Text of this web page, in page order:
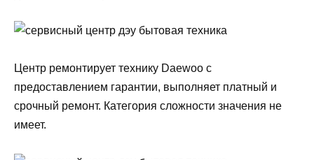
Центр ремонтирует технику Daewoo с
предоставлением гарантии, выполняет платный и
срочный ремонт. Категория сложности значения не
имеет.